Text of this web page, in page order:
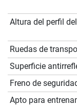
Altura del perfil
Ruedas de
Superficie
Freno de
Apto para